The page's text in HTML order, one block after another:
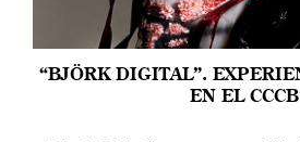
“BJÖRK DIGITAL”.
EN EL CCCB